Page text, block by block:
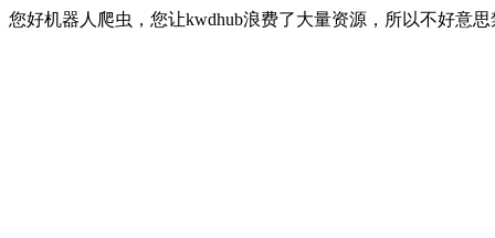
您好机器人爬虫，您让kwdhub浪费了大量资源，所以不好意